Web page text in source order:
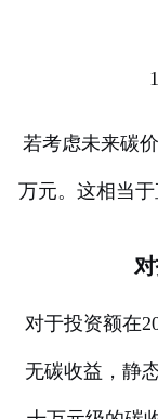
若考虑未来碳
万元。这相当
对于投资额在
无碳收益，静